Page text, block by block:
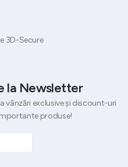
3D-Secure
la Newsletter
vânzări exclusive și discount-uri
produse!